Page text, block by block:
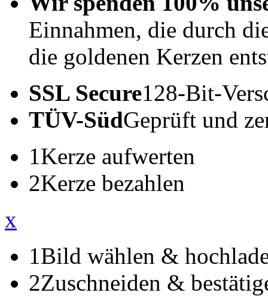
Einnahmen, die durch
die goldenen Kerzen
SSL Secure128-Bit-
TÜV-SüdGeprüft und
1Kerze aufwerten
2Kerze bezahlen
x
1Bild wählen &
2Zuschneiden &